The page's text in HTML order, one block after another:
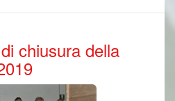
chiusura della